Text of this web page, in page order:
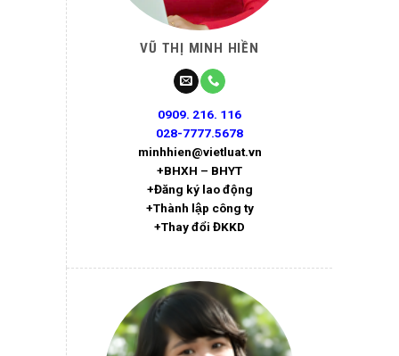
VŨ THỊ MINH HIỀN
0909. 216. 116
028-7777.5678
minhhien@vietluat.vn
+BHXH – BHYT
+Đăng ký lao động
+Thành lập công ty
+Thay đổi ĐKKD